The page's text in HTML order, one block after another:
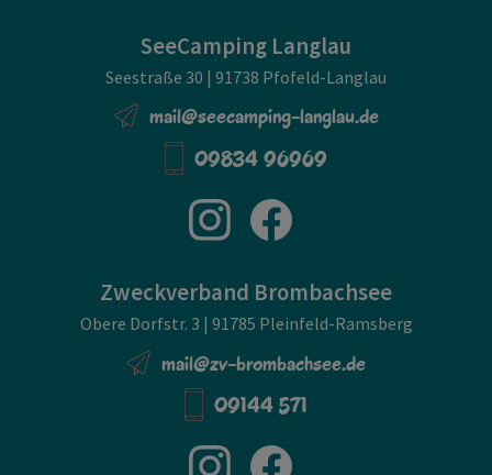
SeeCamping Langlau
Seestraße 30 | 91738 Pfofeld-Langlau
mail@seecamping-langlau.de
09834 96969
Zweckverband Brombachsee
Obere Dorfstr. 3 | 91785 Pleinfeld-Ramsberg
mail@zv-brombachsee.de
09144 571